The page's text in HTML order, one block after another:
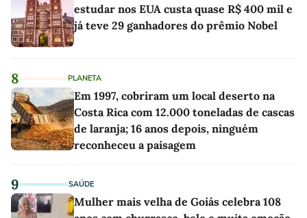
estudar nos EUA custa quase R$ 400 mil e
já teve 29 ganhadores do prêmio Nobel
8 PLANETA
Em 1997, cobriram um local deserto na
Costa Rica com 12.000 toneladas de cascas
de laranja; 16 anos depois, ninguém
reconheceu a paisagem
9 SAÚDE
Mulher mais velha de Goiás celebra 108